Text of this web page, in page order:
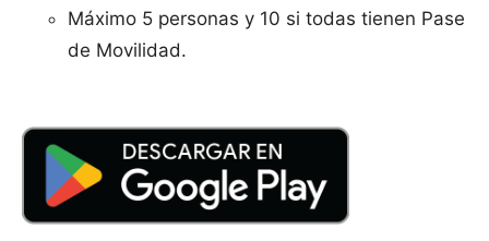
Máximo 5 personas y 10 si todas tienen Pase
de Movilidad.